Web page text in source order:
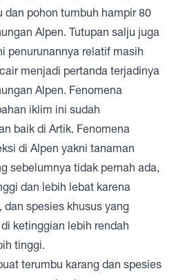
dan pohon tumbuh hampir 80
Alpen. Tutupan salju juga
penurunannya relatif masih
menjadi pertanda terjadinya
Alpen. Fenomena
iklim ini sudah
baik di Artik. Fenomena
di Alpen yakni tanaman
sebelumnya tidak pernah ada,
dan lebih lebat karena
dan spesies khusus yang
ketinggian lebih rendah
tinggi.
terumbu karang dan spesies